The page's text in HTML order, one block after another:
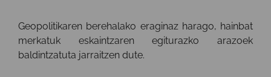
Geopolitikaren berehalako eraginaz harago, hainbat
merkatuk eskaintzaren egiturazko arazoek
baldintzatuta jarraitzen dute.